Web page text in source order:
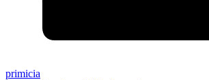
primicia